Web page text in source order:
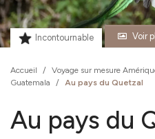
Incontournable Voir
Accueil / Voyage sur mesure
Guatemala
/ Au pays du Quetzal
Au pays du